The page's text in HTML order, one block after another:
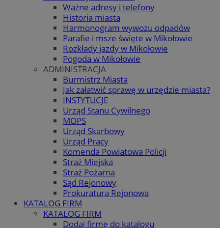
Ważne adresy i telefony
Historia miasta
Harmonogram wywozu odpadów
Parafie i msze święte w Mikołowie
Rozkłady jazdy w Mikołowie
Pogoda w Mikołowie
ADMINISTRACJA
Burmistrz Miasta
Jak załatwić sprawę w urzędzie miasta?
INSTYTUCJE
Urząd Stanu Cywilnego
MOPS
Urząd Skarbowy
Urząd Pracy
Komenda Powiatowa Policji
Straż Miejska
Straż Pożarna
Sąd Rejonowy
Prokuratura Rejonowa
KATALOG FIRM
KATALOG FIRM
Dodaj firmę do katalogu